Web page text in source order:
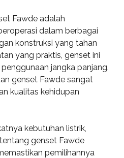
Fawde adalah
dalam berbagai
konstruksi yang tahan
yang praktis, genset ini
jangka panjang.
genset Fawde sangat
kualitas kehidupan
kebutuhan listrik,
genset Fawde
pemilihannya